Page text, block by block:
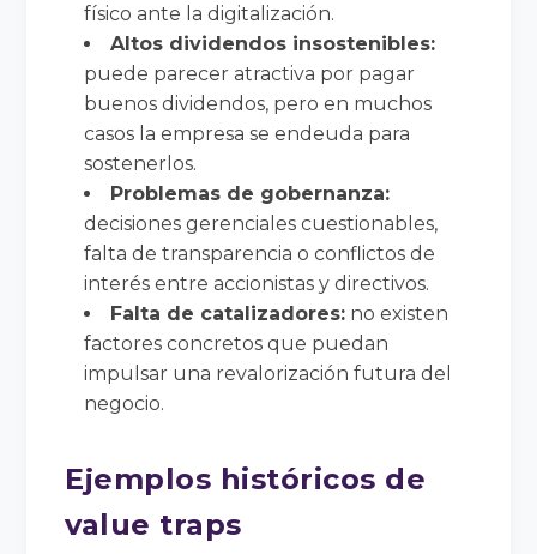
físico ante la digitalización.
Altos dividendos insostenibles:
puede parecer atractiva por pagar
buenos dividendos, pero en muchos
casos la empresa se endeuda para
sostenerlos.
Problemas de gobernanza:
decisiones gerenciales cuestionables,
falta de transparencia o conflictos de
interés entre accionistas y directivos.
Falta de catalizadores: no existen
factores concretos que puedan
impulsar una revalorización futura del
negocio.
Ejemplos históricos de
value traps